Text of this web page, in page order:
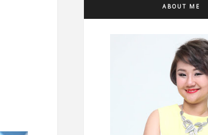
ABOUT ME